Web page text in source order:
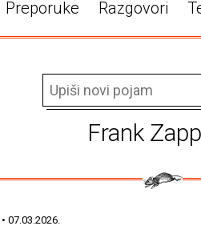
Preporuke Razgovori
Frank
• 07.03.2026.